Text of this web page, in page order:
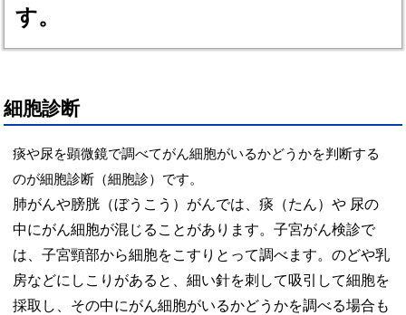
す。
細胞診断
痰や尿を顕微鏡で調べてがん細胞がいるかどうかを判断する
のが細胞診断（細胞診）です。
肺がんや膀胱（ぼうこう）がんでは、痰（たん）や 尿の
中にがん細胞が混じることがあります。子宮がん検診で
は、子宮頸部から細胞をこすりとって調べます。のどや乳
房などにしこりがあると、細い針を刺して吸引して細胞を
採取し、その中にがん細胞がいるかどうかを調べる場合も